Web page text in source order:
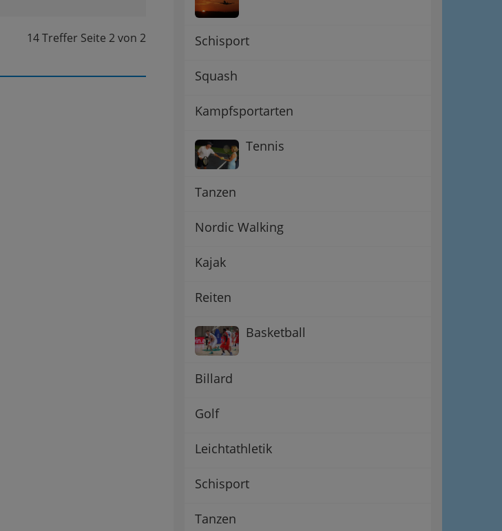
14 Treffer Seite 2von 2 Schisport
Squash
Kampfsportarten
Tennis
Tanzen
Nordic Walking
Kajak
Reiten
Basketball
Billard
Golf
Leichtathletik
Schisport
Tanzen